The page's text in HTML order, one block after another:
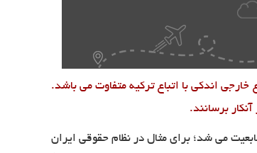
اندکی با اتباع ترکیه متفاوت می باشد.
برسانند.
می شد؛ برای مثال در نظام حقوقی ایران